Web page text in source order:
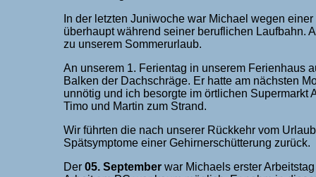
In der letzten Juniwoche war Michael wegen
überhaupt während seiner beruflichen Laufbahn.
zu unserem Sommerurlaub.
An unserem 1. Ferientag in unserem Ferienhaus
Balken der Dachschräge. Er hatte am nächsten
unnötig und ich besorgte im örtlichen Supermarkt
Timo und Martin zum Strand.
Wir führten die nach unserer Rückkehr vom
Spätsymptome einer Gehirnerschütterung zurück.
Der 05. September war Michaels erster